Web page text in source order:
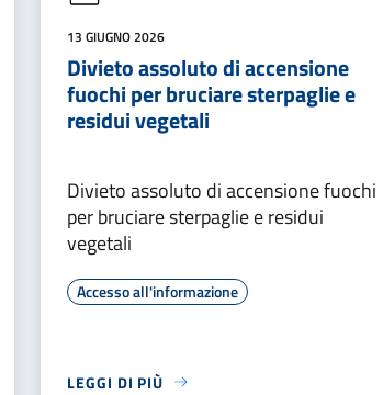
13 GIUGNO 2026
Divieto assoluto di accensione
fuochi per bruciare sterpaglie e
residui vegetali
Divieto assoluto di accensione fuochi
per bruciare sterpaglie e residui
vegetali
Accesso all'informazione
LEGGI DI PIÙ